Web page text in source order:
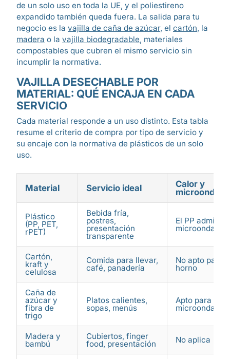
de un solo uso en toda la UE, y el poliestireno
expandido también queda fuera. La salida para tu
negocio es la vajilla de caña de azúcar, el cartón, la
madera o la vajilla biodegradable, materiales
compostables que cubren el mismo servicio sin
incumplir la normativa.
VAJILLA DESECHABLE POR
MATERIAL: QUÉ ENCAJA EN CADA
SERVICIO
Cada material responde a un uso distinto. Esta tabla
resume el criterio de compra por tipo de servicio y
su encaje con la normativa de plásticos de un solo
uso.
Material Servicio ideal
Calor y
microondas
Plástico
(PP, PET,
rPET)
Bebida fría,
postres,
presentación
transparente
El PP admite
microondas
Cartón,
kraft y
celulosa
Comida para llevar,
café, panadería
No apto para
horno
Caña de
azúcar y
fibra de
trigo
Platos calientes,
sopas, menús
Apto para
microondas
Madera y
bambú
Cubiertos, finger
food, presentación No aplica